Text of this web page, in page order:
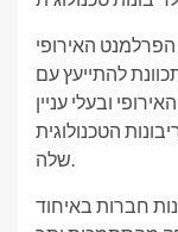
האירופי
להתייעץ עם
ובעלי עניין
הטכנולוגית
שלה.
מדינות חברות באיחוד